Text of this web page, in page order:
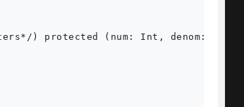
) protected (num: Int, denom: Int) {